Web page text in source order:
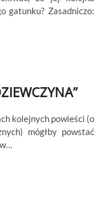
gatunku? Zasadniczo:
kolejnych powieści (o
mógłby powstać